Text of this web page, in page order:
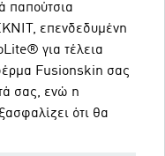
παπούτσια
επενδεδυμένη
για τέλεια
Fusionskin σας
σας, ενώ η
ότι θα